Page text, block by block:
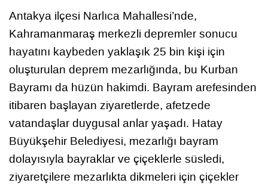
Antakya ilçesi Narlıca Mahallesi’nde,
Kahramanmaraş merkezli depremler sonucu
hayatını kaybeden yaklaşık 25 bin kişi için
oluşturulan deprem mezarlığında, bu Kurban
Bayramı da hüzün hakimdi. Bayram arefesinden
itibaren başlayan ziyaretlerde, afetzede
vatandaşlar duygusal anlar yaşadı. Hatay
Büyükşehir Belediyesi, mezarlığı bayram
dolayısıyla bayraklar ve çiçeklerle süsledi,
ziyaretçilere mezarlıkta dikmeleri için çiçekler